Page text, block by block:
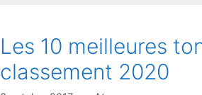
Les 10 meilleures
classement 2020